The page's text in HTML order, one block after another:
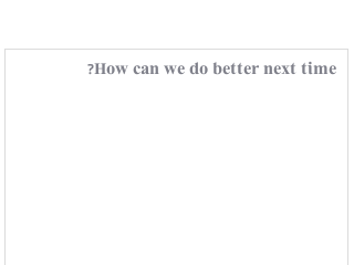
How can we do better next time?